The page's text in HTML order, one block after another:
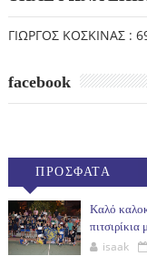
ΓΙΩΡΓΟΣ ΚΟΣΚΙΝΑΣ :
facebook
ΠΡΟΣΦΑΤΑ
Καλό
πιτσιρίκια
isaak